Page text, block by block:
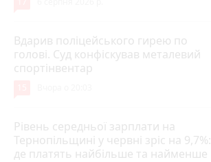
Вдарив поліцейського гирею по
голові. Суд конфіскував металевий
спортінвентар
Рівень середньої зарплати на
Тернопільщині у червні зріс на 9,7%:
де платять найбільше та найменше